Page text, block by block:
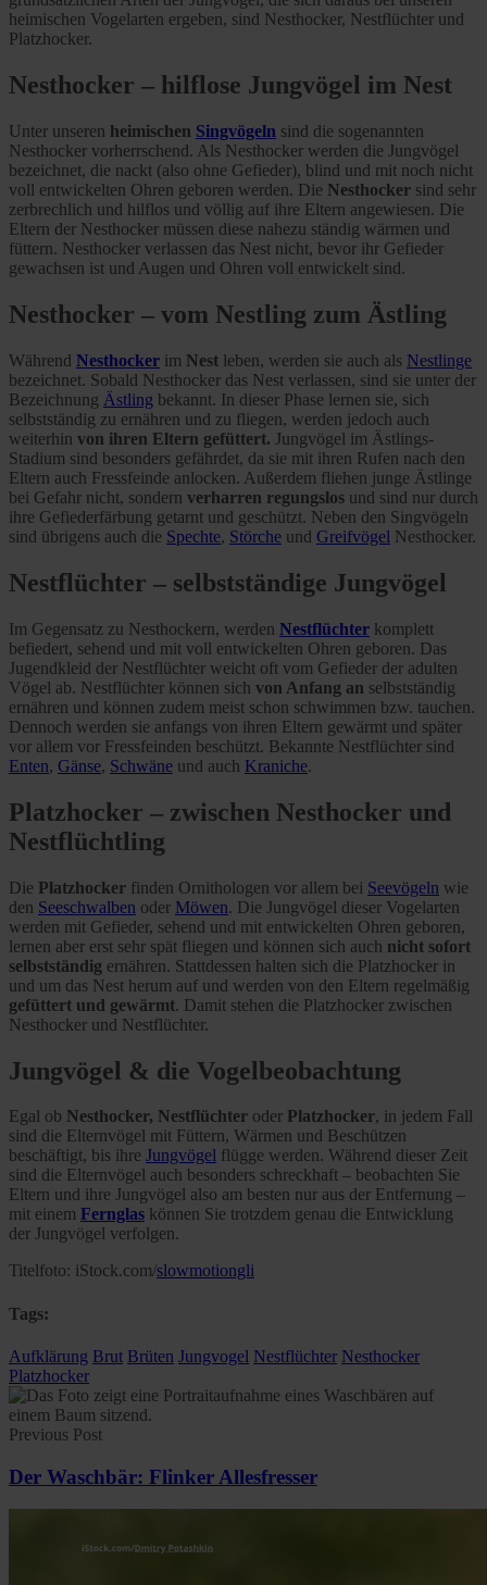
heimischen Vogelarten ergeben, sind Nesthocker, Nestflüchter und
Platzhocker.
Nesthocker – hilflose Jungvögel im Nest
Unter unseren heimischen Singvögeln sind die sogenannten
Nesthocker vorherrschend. Als Nesthocker werden die Jungvögel
bezeichnet, die nackt (also ohne Gefieder), blind und mit noch nicht
voll entwickelten Ohren geboren werden. Die Nesthocker sind sehr
zerbrechlich und hilflos und völlig auf ihre Eltern angewiesen. Die
Eltern der Nesthocker müssen diese nahezu ständig wärmen und
füttern. Nesthocker verlassen das Nest nicht, bevor ihr Gefieder
gewachsen ist und Augen und Ohren voll entwickelt sind.
Nesthocker – vom Nestling zum Ästling
Während Nesthocker im Nest leben, werden sie auch als Nestlinge
bezeichnet. Sobald Nesthocker das Nest verlassen, sind sie unter der
Bezeichnung Ästling bekannt. In dieser Phase lernen sie, sich
selbstständig zu ernähren und zu fliegen, werden jedoch auch
weiterhin von ihren Eltern gefüttert. Jungvögel im Ästlings-
Stadium sind besonders gefährdet, da sie mit ihren Rufen nach den
Eltern auch Fressfeinde anlocken. Außerdem fliehen junge Ästlinge
bei Gefahr nicht, sondern verharren regungslos und sind nur durch
ihre Gefiederfärbung getarnt und geschützt. Neben den Singvögeln
sind übrigens auch die Spechte, Störche und Greifvögel Nesthocker.
Nestflüchter – selbstständige Jungvögel
Im Gegensatz zu Nesthockern, werden Nestflüchter komplett
befiedert, sehend und mit voll entwickelten Ohren geboren. Das
Jugendkleid der Nestflüchter weicht oft vom Gefieder der adulten
Vögel ab. Nestflüchter können sich von Anfang an selbstständig
ernähren und können zudem meist schon schwimmen bzw. tauchen.
Dennoch werden sie anfangs von ihren Eltern gewärmt und später
vor allem vor Fressfeinden beschützt. Bekannte Nestflüchter sind
Enten, Gänse, Schwäne und auch Kraniche.
Platzhocker – zwischen Nesthocker und
Nestflüchtling
Die Platzhocker finden Ornithologen vor allem bei Seevögeln wie
den Seeschwalben oder Möwen. Die Jungvögel dieser Vogelarten
werden mit Gefieder, sehend und mit entwickelten Ohren geboren,
lernen aber erst sehr spät fliegen und können sich auch nicht sofort
selbstständig ernähren. Stattdessen halten sich die Platzhocker in
und um das Nest herum auf und werden von den Eltern regelmäßig
gefüttert und gewärmt. Damit stehen die Platzhocker zwischen
Nesthocker und Nestflüchter.
Jungvögel & die Vogelbeobachtung
Egal ob Nesthocker, Nestflüchter oder Platzhocker, in jedem Fall
sind die Elternvögel mit Füttern, Wärmen und Beschützen
beschäftigt, bis ihre Jungvögel flügge werden. Während dieser Zeit
sind die Elternvögel auch besonders schreckhaft – beobachten Sie
Eltern und ihre Jungvögel also am besten nur aus der Entfernung –
mit einem Fernglas können Sie trotzdem genau die Entwicklung
der Jungvögel verfolgen.
Titelfoto: iStock.com/slowmotiongli
Tags:
Aufklärung Brut Brüten Jungvogel Nestflüchter Nesthocker
Platzhocker
Previous Post
Der Waschbär: Flinker Allesfresser